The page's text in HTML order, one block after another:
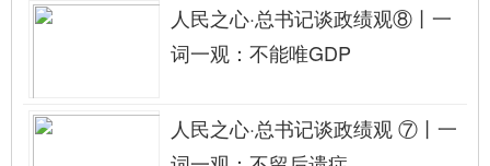
人民之心·总书记谈政绩观⑧丨一
词一观：不能唯GDP
人民之心·总书记谈政绩观 ⑦丨一